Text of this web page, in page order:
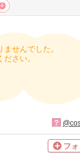
せんでした。
さい。
?
フ